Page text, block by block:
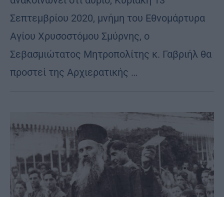
Σεπτεμβρίου 2020, μνήμη του Εθνομάρτυρα
Αγίου Χρυσοστόμου Σμύρνης, ο
Σεβασμιώτατος Μητροπολίτης κ. Γαβριήλ θα
προστεί της Αρχιερατικής …